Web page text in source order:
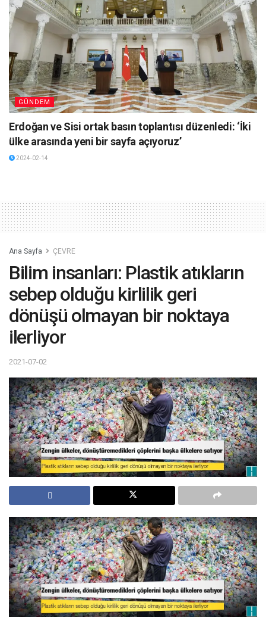
GÜNDEM
Erdoğan ve Sisi ortak basın toplantısı düzenledi: ‘İki
ülke arasında yeni bir sayfa açıyoruz’
2024-02-14
Ana Sayfa ÇEVRE
Bilim insanları: Plastik atıkların
sebep olduğu kirlilik geri
dönüşü olmayan bir noktaya
ilerliyor
2021-07-02